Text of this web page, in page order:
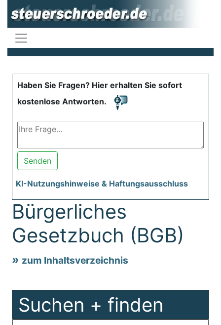
Haben Sie Fragen? Hier erhalten Sie sofort
kostenlose Antworten.
Senden
KI-Nutzungshinweise & Haftungsausschluss
Bürgerliches
Gesetzbuch (BGB)
zum Inhaltsverzeichnis
Suchen + finden